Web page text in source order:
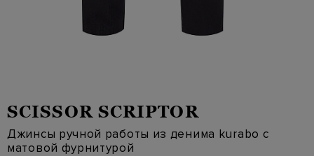
SCISSOR SCRIPTOR
Джинсы ручной работы из денима kurabo с
матовой фурнитурой